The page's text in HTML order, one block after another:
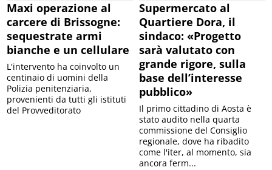
Maxi operazione al
carcere di Brissogne:
sequestrate armi
bianche e un cellulare
L'intervento ha coinvolto un
centinaio di uomini della
Polizia penitenziaria,
provenienti da tutti gli istituti
del Provveditorato
Supermercato al
Quartiere Dora, il
sindaco: «Progetto
sarà valutato con
grande rigore, sulla
base dell’interesse
pubblico»
Il primo cittadino di Aosta è
stato audito nella quarta
commissione del Consiglio
regionale, dove ha ribadito
come l'iter, al momento, sia
ancora ferm...